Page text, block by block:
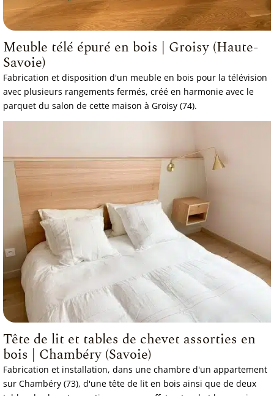
Meuble télé épuré en bois | Groisy (Haute-
Savoie)
Fabrication et disposition d'un meuble en bois pour la télévision
avec plusieurs rangements fermés, créé en harmonie avec le
parquet du salon de cette maison à Groisy (74).
Tête de lit et tables de chevet assorties en
bois | Chambéry (Savoie)
Fabrication et installation, dans une chambre d'un appartement
sur Chambéry (73), d'une tête de lit en bois ainsi que de deux